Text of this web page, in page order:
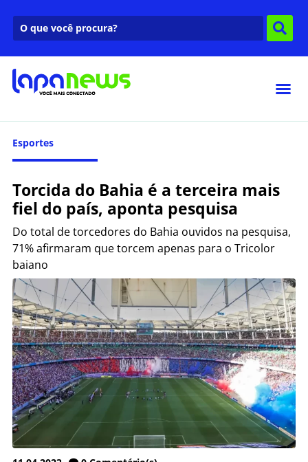
Esportes
Torcida do Bahia é a terceira mais
fiel do país, aponta pesquisa
Do total de torcedores do Bahia ouvidos na pesquisa,
71% afirmaram que torcem apenas para o Tricolor
baiano